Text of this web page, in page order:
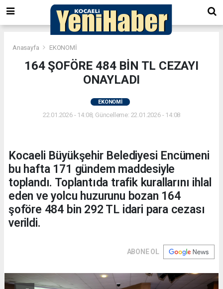
Anasayfa EKONOMİ
164 ŞOFÖRE 484 BİN TL CEZAYI
ONAYLADI
EKONOMİ
22.01.2026 - 14:08, Güncelleme: 22.01.2026 - 14:08
Kocaeli Büyükşehir Belediyesi Encümeni
bu hafta 171 gündem maddesiyle
toplandı. Toplantıda trafik kurallarını ihlal
eden ve yolcu huzurunu bozan 164
şoföre 484 bin 292 TL idari para cezası
verildi.
ABONE OL